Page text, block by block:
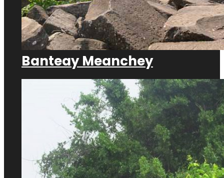
Banteay Meanchey